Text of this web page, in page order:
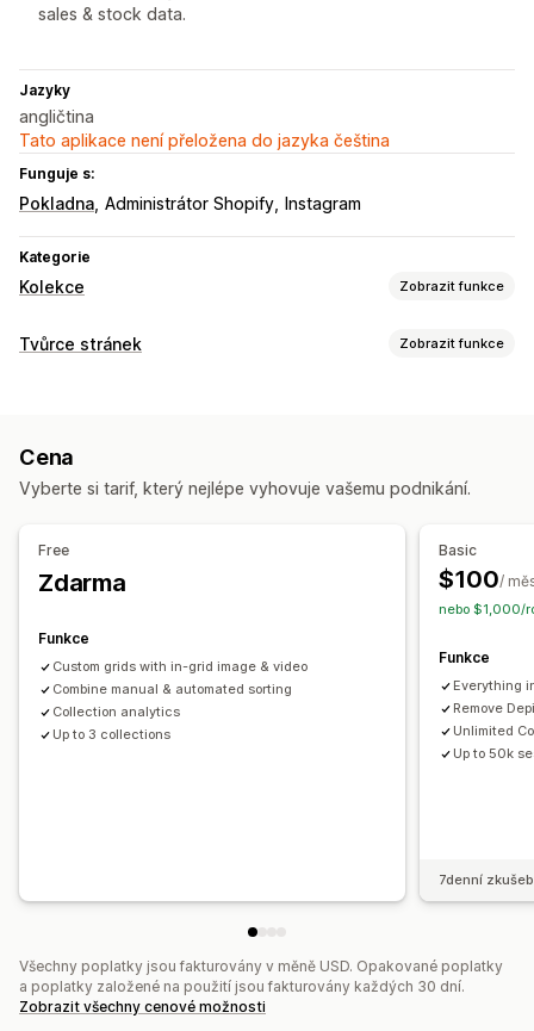
sales & stock data.
Jazyky
angličtina
Tato aplikace není přeložena do jazyka čeština
Funguje s:
Pokladna Administrátor Shopify Instagram
Kategorie
Kolekce Zobrazit funkce
Akce řazení
Správa kolekcí
Aktualizace v reálném čase
Hromadné úpravy
Tvůrce stránek Zobrazit funkce
Užitečné informace a tipy
A/​B testování
Sledování
Cena
Vyberte si tarif, který nejlépe vyhovuje vašemu podnikání.
Free
Zdarma
Funkce
Custom grids with in-grid image & video
Combine manual & automated sorting
Collection analytics
Up to 3 collections
Basic
$100/
nebo $1,000/
Funkce
Everything
Remove
Unlimited
Up to 50k
7denní
Všechny poplatky jsou fakturovány v měně USD. Opakované poplatky
a poplatky založené na použití jsou fakturovány každých 30 dní.
Zobrazit všechny cenové možnosti